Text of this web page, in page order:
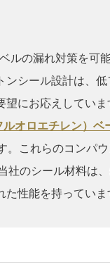
ルの漏れ対策を可
ンシール設計は、
にお応えしていま
オロエチレン）ベ
。これらのコンパ
社のシール材料は
性能を持っていま